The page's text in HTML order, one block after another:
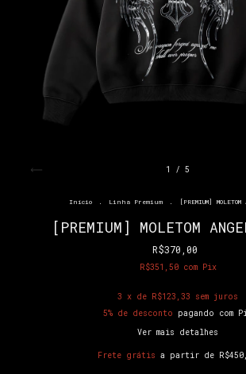
1 / 5
Início Linha Premium [PREMIUM] MOLETOM
[PREMIUM] MOLETOM
R$370,00
R$351,50 com Pix
3 x de R$123,33
sem juros
5% de desconto pagando com
Ver mais detalhes
Frete grátis a partir de